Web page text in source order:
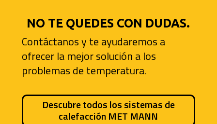
NO TE QUEDES CON DUDAS.
Contáctanos y te ayudaremos a
ofrecer la mejor solución a los
problemas de temperatura.
Descubre todos los sistemas de
calefacción MET MANN